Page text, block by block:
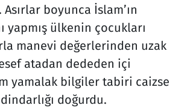
boyunca İslam’ın
yapmış ülkenin çocukları
manevi değerlerinden uzak
atadan dededen içi
yamalak bilgiler tabiri caizse
doğurdu.